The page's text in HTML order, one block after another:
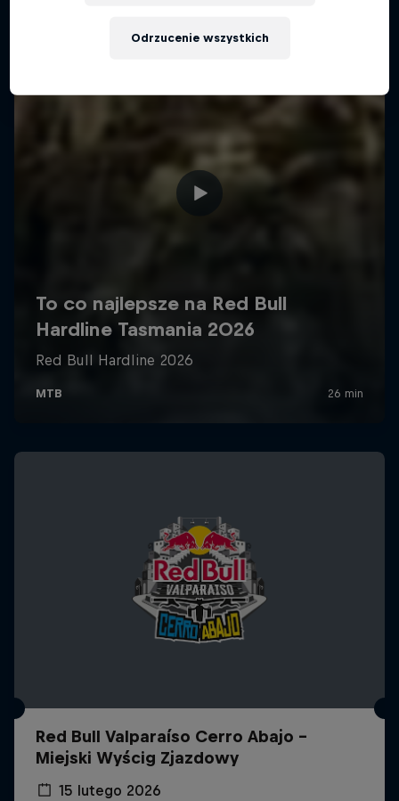
Red Bull Valparaíso Cerro Abajo -
Miejski Wyścig Zjazdowy
15 lutego 2026
Odrzucenie wszystkich